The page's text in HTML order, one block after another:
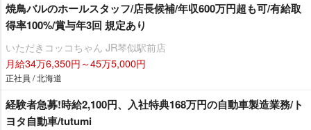
焼鳥バルのホールスタッフ/店長候補/年収600万円超も可/有給取
得率100%/賞与年3回 規定あり
いただきコッコちゃん JR琴似駅前店
月給34万6,350円～45万5,000円
正社員 / 北海道
経験者急募!時給2,100円、入社特典168万円の自動車製造業務/ト
ヨタ自動車/tutumi